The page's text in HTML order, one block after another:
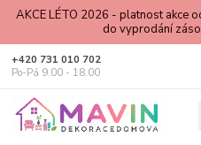
AKCE LÉTO 2026 - platnost akce
do vyprodání
+420 731 010 702
Po-Pá 9.00 - 18.00